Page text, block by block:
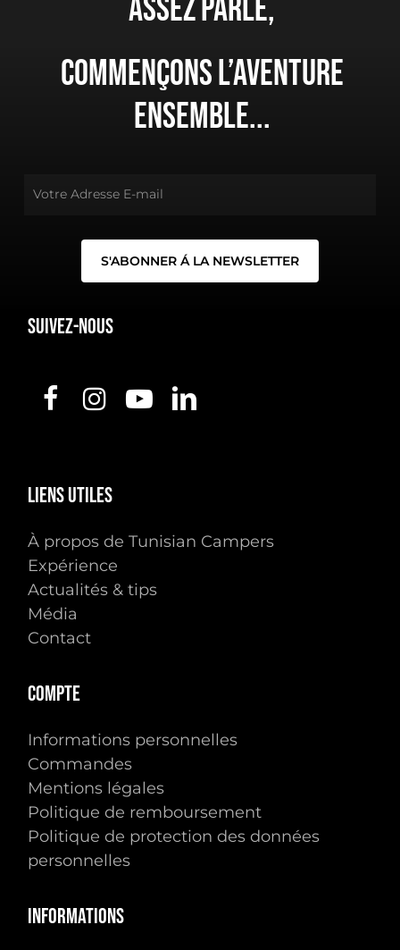
Assez parlé,
Commençons l’aventure
ensemble...
Suivez-nous
Liensutiles
À propos de Tunisian Campers
Expérience
Actualités & tips
Média
Contact
Compte
Informations personnelles
Commandes
Mentions légales
Politique de remboursement
Politique de protection des données
personnelles
Informations